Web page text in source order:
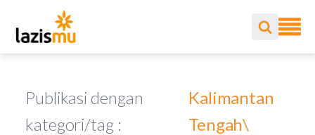
Publikasi dengan
kategori/tag :
Kalimantan
Tengah\